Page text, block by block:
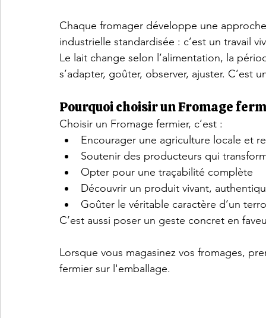
Chaque fromager développe une
industrielle standardisée : c’est un travail
Le lait change selon l’alimentation, la
s’adapter, goûter, observer, ajuster. C’est
Pourquoi choisir un Fromage
Choisir un Fromage fermier, c’est :
Encourager une agriculture locale et
Soutenir des producteurs qui
Opter pour une traçabilité complète
Découvrir un produit vivant,
Goûter le véritable caractère d’un
C’est aussi poser un geste concret en
Lorsque vous magasinez vos fromages,
fermier sur l'emballage.